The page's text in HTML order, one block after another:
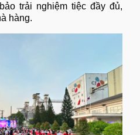
trải nghiệm tiệc đầy đủ,
hàng.